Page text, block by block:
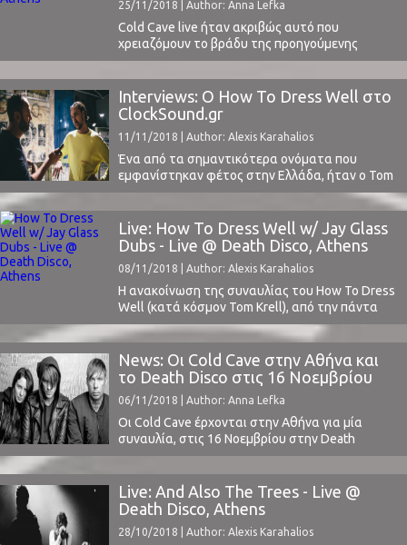
προσελκύοντας μουσικόφιλο κοινό από όλη την
...
25/11/2018 | Author: Anna Lefka
Cold Cave live ήταν ακριβώς αυτό που
χρειαζόμουν τo βράδυ της προηγούμενης
Παρασκευής. Η μελαγχολική σκοτεινιά, που
κρύβει όμως μέσα της το γλυκόπικρο αίσθημα
της ελπίδας, έμοιαζε να μου δίνει ιδανικό
ραντεβού. Ένα ρητό λέει ότι το timing είναι το
παν. Ωστόσο, ένα κακό performance θα
μπορούσε να το τινάξει ...
Interviews: Ο How To Dress Well στο
ClockSound.gr
11/11/2018 | Author: Alexis Karahalios
Ένα από τα σημαντικότερα ονόματα που
εμφανίστηκαν φέτος στην Ελλάδα, ήταν ο Tom
Krell, γνωστός με το καλλιτεχνικό ψευδώνυμο
How To Dress Well. Λίγο πριν την εμφάνισή του
στο Death Disco, απάντησε στις ερωτήσεις μας
γύρω από τη μουσική του, τη φιλοσοφία και τα
μελλοντικά του σχέδια. Αλέξης Καραχάλιος:
Πώς προέκυψε ...
Live: How To Dress Well w/ Jay Glass
Dubs - Live @ Death Disco, Athens
08/11/2018 | Author: Alexis Karahalios
Η ανακοίνωση της συναυλίας του How To Dress
Well (κατά κόσμον Tom Krell), από την πάντα
ανήσυχη ομάδα του Plisskën, ήταν μία
ευχάριστη έκπληξη. Πρόκειται για έναν
καλλιτέχνη ο οποίος με το δικό του ιδιαίτερο
μουσικό ύφος, έχει βάλει ψηλά το όνομά του
στη λίστα με τα «ζεστά» ονόματα της ...
News: Οι Cold Cave στην Αθήνα και
το Death Disco στις 16 Νοεμβρίου
06/11/2018 | Author: Anna Lefka
Οι Cold Cave έρχονται στην Αθήνα για μία
συναυλία, στις 16 Νοεμβρίου στην Death
Disco.To project του Wesley Eisold γεννήθηκε το
2007, όντας η πρώτη προσπάθεια του
Αμερικανού να ασχοληθεί με την σύνθεση.
Πρωτύτερα ο Eisold είχε ήδη διατελέσει
τραγουδιστής σε hardcore συγκροτήματα. Ο
ίδιος έχει δηλώσει ότι η επιλογή ...
Live: And Also The Trees - Live @
Death Disco, Athens
28/10/2018 | Author: Alexis Karahalios